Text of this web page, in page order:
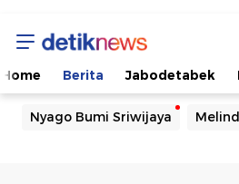
Home Berita Jabodetabek
Nyago Bumi Sriwijaya